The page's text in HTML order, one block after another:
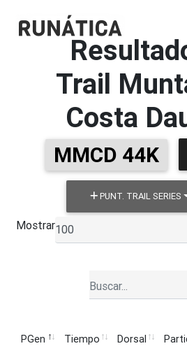
Trail
Costa
MMCD 44K
PUNT. TRAIL SERIES
Mostrar
PGen Tiempo Dorsal